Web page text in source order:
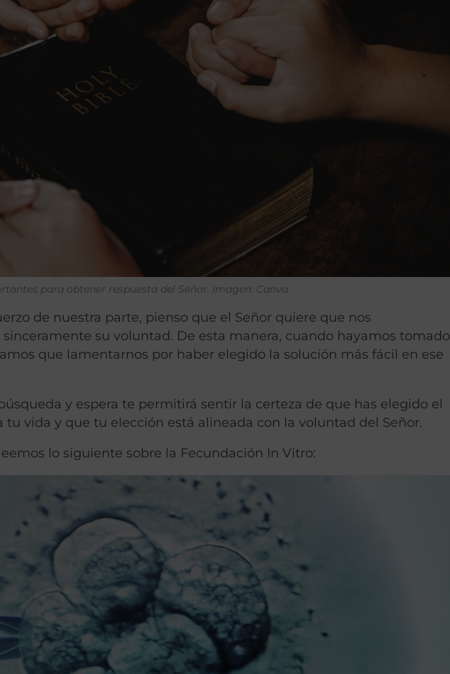
para obtener respuesta del Señor. Imagen: Canva
de nuestra parte, pienso que el Señor quiere que nos
su voluntad. De esta manera, cuando hayamos tomado
que lamentarnos por haber elegido la solución más fácil en ese
y espera te permitirá sentir la certeza de que has elegido el
tu vida y que tu elección está alineada con la voluntad del Señor.
lo siguiente sobre la Fecundación In Vitro: